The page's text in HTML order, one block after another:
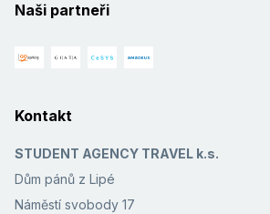
Naši partneři
Kontakt
STUDENT AGENCY TRAVEL k.s.
Dům pánů z Lipé
Náměstí svobody 17